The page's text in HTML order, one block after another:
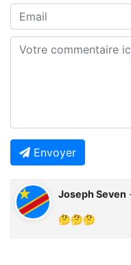
Envoyer
Joseph Seven
🤔🤔🤔